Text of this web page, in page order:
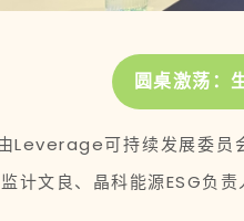
圆桌激荡：
Leverage可持续发展委
文良、晶科能源ESG负责